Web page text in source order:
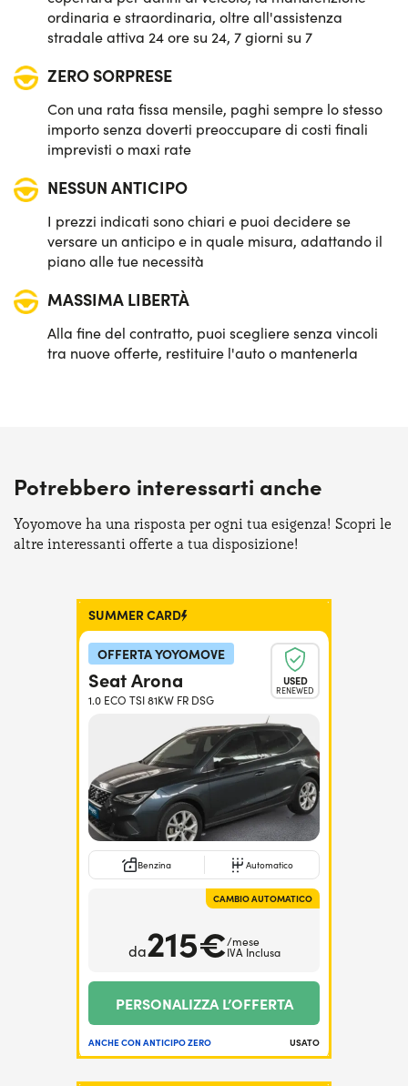
ordinaria e straordinaria, oltre all'assistenza
stradale attiva 24 ore su 24, 7 giorni su 7
ZERO SORPRESE
Con una rata fissa mensile, paghi sempre lo stesso
importo senza doverti preoccupare di costi finali
imprevisti o maxi rate
NESSUN ANTICIPO
I prezzi indicati sono chiari e puoi decidere se
versare un anticipo e in quale misura, adattando il
piano alle tue necessità
MASSIMA LIBERTÀ
Alla fine del contratto, puoi scegliere senza vincoli
tra nuove offerte, restituire l'auto o mantenerla
Potrebbero interessarti anche
Yoyomove ha una risposta per ogni tua esigenza! Scopri le
altre interessanti offerte a tua disposizione!
SUMMER CARD
OFFERTA YOYOMOVE
USED
RENEWED
Seat Arona
1.0 ECO TSI 81KW FR DSG
Benzina Automatico
CAMBIO AUTOMATICO
da215€/mese
IVA Inclusa
PERSONALIZZA L’OFFERTA
ANCHE CON ANTICIPO ZERO USATO